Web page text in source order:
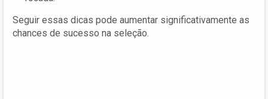
Seguir essas dicas pode aumentar significativamente as
chances de sucesso na seleção.